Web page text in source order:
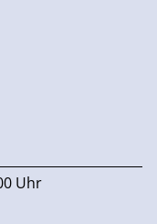
Uhr